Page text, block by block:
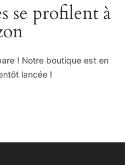
se profilent à
! Notre boutique est en
lancée !